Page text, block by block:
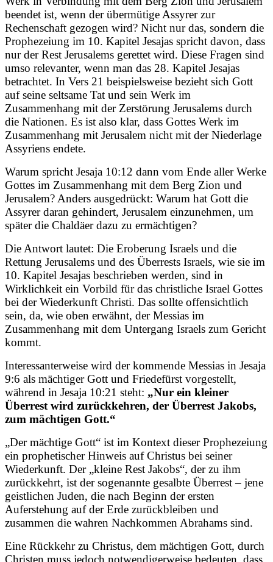
beendet ist, wenn der übermütige Assyrer zur
Rechenschaft gezogen wird? Nicht nur das, sondern die
Prophezeiung im 10. Kapitel Jesajas spricht davon, dass
nur der Rest Jerusalems gerettet wird. Diese Fragen sind
umso relevanter, wenn man das 28. Kapitel Jesajas
betrachtet. In Vers 21 beispielsweise bezieht sich Gott
auf seine seltsame Tat und sein Werk im
Zusammenhang mit der Zerstörung Jerusalems durch
die Nationen. Es ist also klar, dass Gottes Werk im
Zusammenhang mit Jerusalem nicht mit der Niederlage
Assyriens endete.
Warum spricht Jesaja 10:12 dann vom Ende aller Werke
Gottes im Zusammenhang mit dem Berg Zion und
Jerusalem? Anders ausgedrückt: Warum hat Gott die
Assyrer daran gehindert, Jerusalem einzunehmen, um
später die Chaldäer dazu zu ermächtigen?
Die Antwort lautet: Die Eroberung Israels und die
Rettung Jerusalems und des Überrests Israels, wie sie im
10. Kapitel Jesajas beschrieben werden, sind in
Wirklichkeit ein Vorbild für das christliche Israel Gottes
bei der Wiederkunft Christi. Das sollte offensichtlich
sein, da, wie oben erwähnt, der Messias im
Zusammenhang mit dem Untergang Israels zum Gericht
kommt.
Interessanterweise wird der kommende Messias in Jesaja
9:6 als mächtiger Gott und Friedefürst vorgestellt,
während in Jesaja 10:21 steht: „Nur ein kleiner
Überrest wird zurückkehren, der Überrest Jakobs,
zum mächtigen Gott.“
„Der mächtige Gott“ ist im Kontext dieser Prophezeiung
ein prophetischer Hinweis auf Christus bei seiner
Wiederkunft. Der „kleine Rest Jakobs“, der zu ihm
zurückkehrt, ist der sogenannte gesalbte Überrest – jene
geistlichen Juden, die nach Beginn der ersten
Auferstehung auf der Erde zurückbleiben und
zusammen die wahren Nachkommen Abrahams sind.
Eine Rückkehr zu Christus, dem mächtigen Gott, durch
Christen muss jedoch notwendigerweise bedeuten, dass